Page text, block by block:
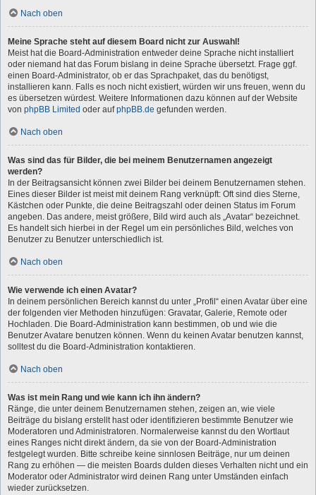
Nach oben
Meine Sprache steht auf diesem Board nicht zur Auswahl!
Meist hat die Board-Administration entweder deine Sprache nicht installiert
oder niemand hat das Forum bislang in deine Sprache übersetzt. Frage ggf.
einen Board-Administrator, ob er das Sprachpaket, das du benötigst,
installieren kann. Falls es noch nicht existiert, würden wir uns freuen, wenn du
es übersetzen würdest. Weitere Informationen dazu können auf der Website
von phpBB Limited oder aufphpBB.de gefunden werden.
Nach oben
Was sind das für Bilder, die bei meinem Benutzernamen angezeigt
werden?
In der Beitragsansicht können zwei Bilder bei deinem Benutzernamen stehen.
Eines dieser Bilder ist meist mit deinem Rang verknüpft: Oft sind dies Sterne,
Kästchen oder Punkte, die deine Beitragszahl oder deinen Status im Forum
angeben. Das andere, meist größere, Bild wird auch als „Avatar“ bezeichnet.
Es handelt sich hierbei in der Regel um ein persönliches Bild, welches von
Benutzer zu Benutzer unterschiedlich ist.
Nach oben
Wie verwende ich einen Avatar?
In deinem persönlichen Bereich kannst du unter „Profil“ einen Avatar über eine
der folgenden vier Methoden hinzufügen: Gravatar, Galerie, Remote oder
Hochladen. Die Board-Administration kann bestimmen, ob und wie die
Benutzer Avatare benutzen können. Wenn du keinen Avatar benutzen kannst,
solltest du die Board-Administration kontaktieren.
Nach oben
Was ist mein Rang und wie kann ich ihn ändern?
Ränge, die unter deinem Benutzernamen stehen, zeigen an, wie viele
Beiträge du bislang erstellt hast oder identifizieren bestimmte Benutzer wie
Moderatoren und Administratoren. Normalerweise kannst du den Wortlaut
eines Ranges nicht direkt ändern, da sie von der Board-Administration
festgelegt wurden. Bitte schreibe keine sinnlosen Beiträge, nur um deinen
Rang zu erhöhen — die meisten Boards dulden dieses Verhalten nicht und ein
Moderator oder Administrator wird deinen Rang unter Umständen einfach
wieder zurücksetzen.